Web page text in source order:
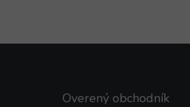
Overený obchodník